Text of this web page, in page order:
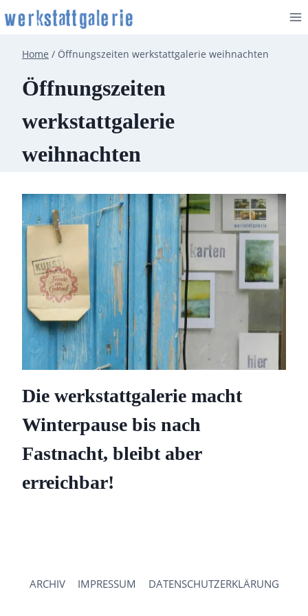
Inhalt
Home / Öffnungszeiten werkstattgalerie weihnachten
Öffnungszeiten
werkstattgalerie
weihnachten
Die werkstattgalerie macht
Winterpause bis nach
Fastnacht, bleibt aber
erreichbar!
ARCHIV IMPRESSUM DATENSCHUTZERKLÄRUNG